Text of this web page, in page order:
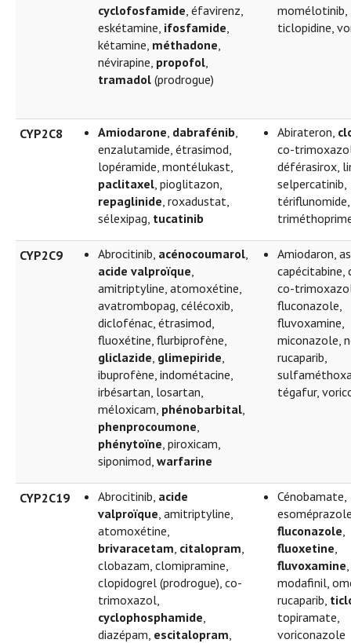
cyclofosfamide, éfavirenz,
eskétamine, ifosfamide,
kétamine, méthadone,
névirapine, propofol,
tramadol (prodrogue)
ticlopidine,
CYP2C8 Amiodarone, dabrafénib,
enzalutamide, étrasimod,
lopéramide, montélukast,
paclitaxel, pioglitazon,
repaglinide, roxadustat,
sélexipag, tucatinib
Abirateron,
co-
déférasirox,
selpercatinib,
tériflunomide,
CYP2C9 Abrocitinib, acénocoumarol,
acide valproïque,
amitriptyline, atomoxétine,
avatrombopag, célécoxib,
diclofénac, étrasimod,
fluoxétine, flurbiprofène,
gliclazide, glimepiride,
ibuprofène, indométacine,
irbésartan, losartan,
méloxicam, phénobarbital,
phenprocoumone,
phénytoïne, piroxicam,
siponimod,warfarine
Amiodaron,
capécitabine,
co-
fluconazole,
fluvoxamine,
miconazole,
rucaparib,
tégafur,
CYP2C19 Abrocitinib, acide
valproïque, amitriptyline,
atomoxétine,
brivaracetam, citalopram,
clobazam, clomipramine,
clopidogrel (prodrogue), co-
trimoxazol,
cyclophosphamide,
diazépam, escitalopram,
Cénobamate,
fluconazole,
fluoxetine,
fluvoxamine
modafinil,
rucaparib,
topiramate,
voriconazole